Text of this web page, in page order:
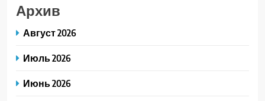
Архив
Август 2026
Июль 2026
Июнь 2026